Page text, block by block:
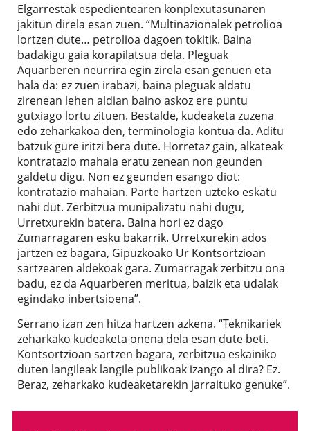
Elgarrestak espedientearen konplexutasunaren
jakitun direla esan zuen. “Multinazionalek petrolioa
lortzen dute… petrolioa dagoen tokitik. Baina
badakigu gaia korapilatsua dela. Pleguak
Aquarberen neurrira egin zirela esan genuen eta
hala da: ez zuen irabazi, baina pleguak aldatu
zirenean lehen aldian baino askoz ere puntu
gutxiago lortu zituen. Bestalde, kudeaketa zuzena
edo zeharkakoa den, terminologia kontua da. Aditu
batzuk gure iritzi bera dute. Horretaz gain, alkateak
kontratazio mahaia eratu zenean non geunden
galdetu digu. Non ez geunden esango diot:
kontratazio mahaian. Parte hartzen uzteko eskatu
nahi dut. Zerbitzua munipalizatu nahi dugu,
Urretxurekin batera. Baina hori ez dago
Zumarragaren esku bakarrik. Urretxurekin ados
jartzen ez bagara, Gipuzkoako Ur Kontsortzioan
sartzearen aldekoak gara. Zumarragak zerbitzu ona
badu, ez da Aquarberen meritua, baizik eta udalak
egindako inbertsioena”.
Serrano izan zen hitza hartzen azkena. “Teknikariek
zeharkako kudeaketa onena dela esan dute beti.
Kontsortzioan sartzen bagara, zerbitzua eskainiko
duten langileak langile publikoak izango al dira? Ez.
Beraz, zeharkako kudeaketarekin jarraituko genuke”.